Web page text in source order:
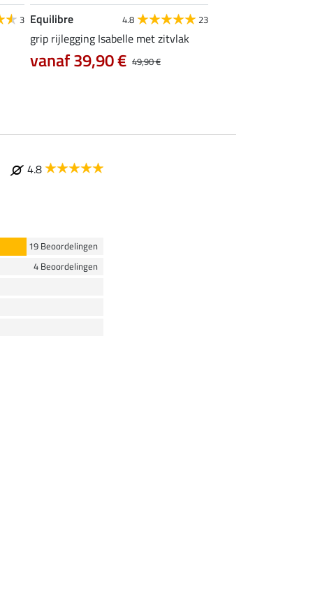
3 Equilibre 4.8 23
grip rijlegging Isabelle met zitvlak
49,90 €
vanaf 39,90 €
4.8
19 Beoordelingen
4 Beoordelingen